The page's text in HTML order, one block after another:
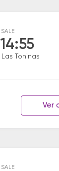
SALE
14:55
Las Toninas
Ver
SALE